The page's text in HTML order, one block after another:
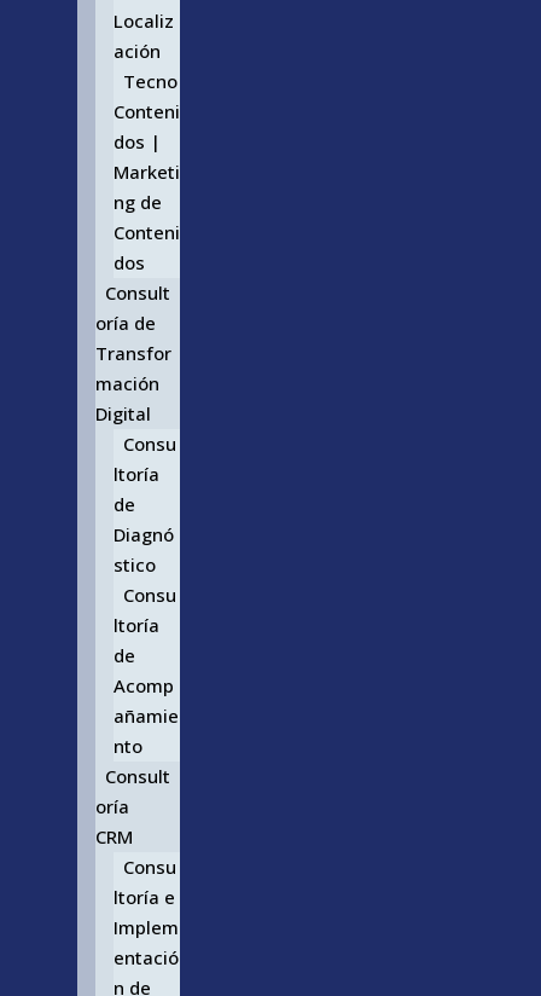
Localiz
ación
Tecno
Conteni
dos |
Marketi
ng de
Conteni
dos
Consult
oría de
Transfor
mación
Digital
Consu
ltoría
de
Diagnó
stico
Consu
ltoría
de
Acomp
añamie
nto
Consult
oría
CRM
Consu
ltoría e
Implem
entació
n de